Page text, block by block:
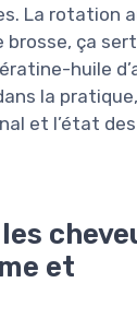
La rotation
brosse, ça
huile
la
et l’état
et